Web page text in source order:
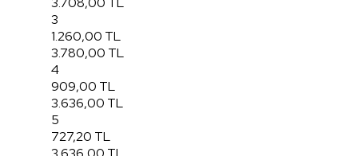
3
1.260,00 TL
3.780,00 TL
4
909,00 TL
3.636,00 TL
5
727,20 TL